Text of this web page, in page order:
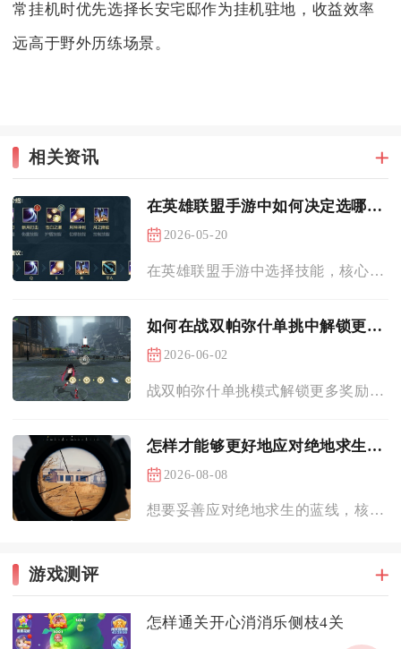
常挂机时优先选择长安宅邸作为挂机驻地，收益效率
远高于野外历练场景。
相关资讯
在英雄联盟手游中如何决定选哪个技能
2026-05-20
在英雄联盟手游中选择技能，核心是先锁定英雄核心定位技能，再根...
如何在战双帕弥什单挑中解锁更多的奖励
2026-06-02
战双帕弥什单挑模式解锁更多奖励的核心，在于选对适配角色、吃透...
怎样才能够更好地应对绝地求生的蓝线
2026-08-08
想要妥善应对绝地求生的蓝线，核心在于把控移动节奏、利用毒边地...
游戏测评
怎样通关开心消消乐侧枝4关